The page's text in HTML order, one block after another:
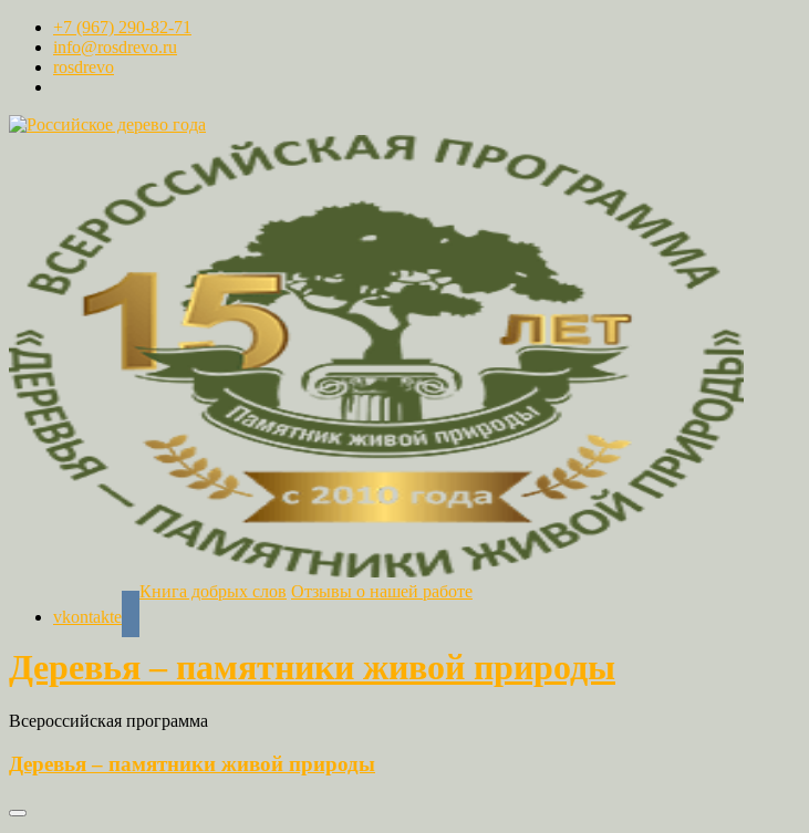
+7 (967) 290-82-71
info@rosdrevo.ru
rosdrevo
vkontakte
Книга добрых слов Отзывы о нашей работе
Деревья – памятники живой природы
Всероссийская программа
Деревья – памятники живой природы